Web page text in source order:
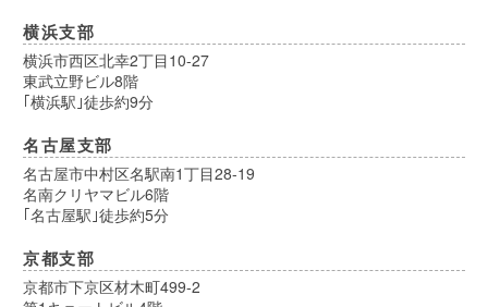
横浜支部
横浜市西区北幸2丁目10-27
東武立野ビル8階
｢横浜駅｣徒歩約9分
名古屋支部
名古屋市中村区名駅南1丁目28-19
名南クリヤマビル6階
｢名古屋駅｣徒歩約5分
京都支部
京都市下京区材木町499-2